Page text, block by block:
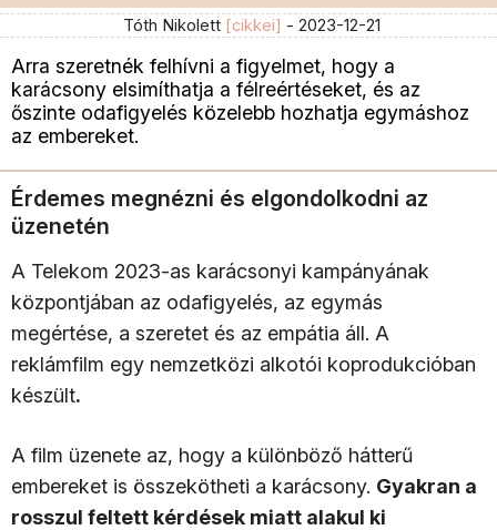
Tóth Nikolett [cikkei] - 2023-12-21
Arra szeretnék felhívni a figyelmet, hogy a
karácsony elsimíthatja a félreértéseket, és az
őszinte odafigyelés közelebb hozhatja egymáshoz
az embereket.
Érdemes megnézni és elgondolkodni az
üzenetén
A Telekom 2023-as karácsonyi kampányának
központjában az odafigyelés, az egymás
megértése, a szeretet és az empátia áll. A
reklámfilm egy nemzetközi alkotói koprodukcióban
készült.
A film üzenete az, hogy a különböző hátterű
embereket is összekötheti a karácsony. Gyakran a
rosszul feltett kérdések miatt alakul ki